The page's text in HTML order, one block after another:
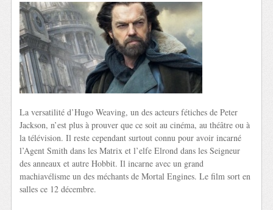
La versatilité d’Hugo Weaving, un des acteurs fétiches de Peter
Jackson, n’est plus à prouver que ce soit au cinéma, au théâtre ou à
la télévision. Il reste cependant surtout connu pour avoir incarné
l’Agent Smith dans les Matrix et l’elfe Elrond dans les Seigneur
des anneaux et autre Hobbit. Il incarne avec un grand
machiavélisme un des méchants de Mortal Engines. Le film sort en
salles ce 12 décembre.